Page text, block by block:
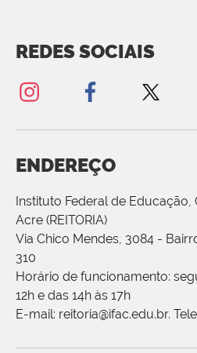
REDES SOCIAIS
ENDEREÇO
Instituto Federal de Educação,
Acre (REITORIA)
Via Chico Mendes, 3084 -
310
Horário de funcionamento:
12h e das 14h às 17h
E-mail: reitoria@ifac.edu.br.